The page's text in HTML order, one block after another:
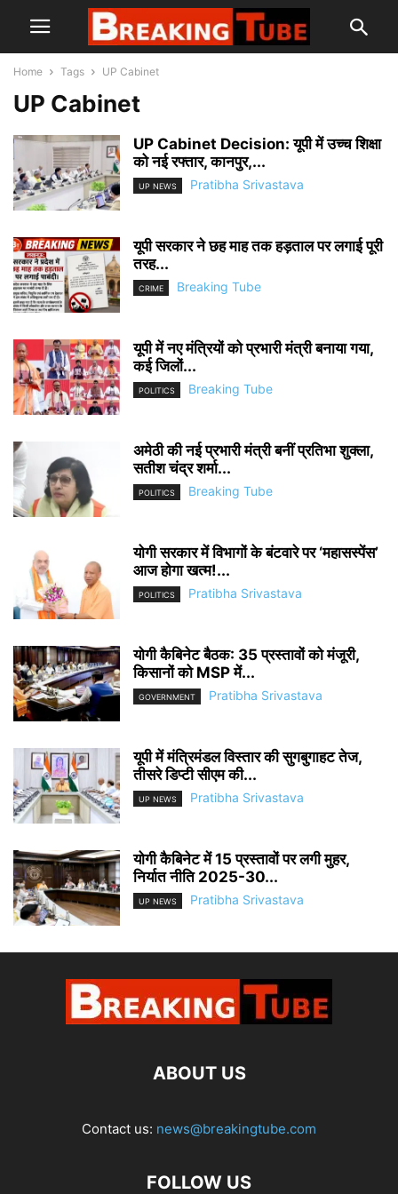
Home Tags UP Cabinet
UP Cabinet
UP Cabinet Decision: यूपी में उच्च शिक्षा
को नई रफ्तार, कानपुर,...
UP NEWS Pratibha Srivastava
यूपी सरकार ने छह माह तक हड़ताल पर लगाई पूरी
तरह...
CRIME Breaking Tube
यूपी में नए मंत्रियों को प्रभारी मंत्री बनाया गया,
कई जिलों...
POLITICS Breaking Tube
अमेठी की नई प्रभारी मंत्री बनीं प्रतिभा शुक्ला,
सतीश चंद्र शर्मा...
POLITICS Breaking Tube
योगी सरकार में विभागों के बंटवारे पर ‘महासस्पेंस’
आज होगा खत्म!...
POLITICS Pratibha Srivastava
योगी कैबिनेट बैठक: 35 प्रस्तावों को मंजूरी,
किसानों को MSP में...
GOVERNMENT Pratibha Srivastava
यूपी में मंत्रिमंडल विस्तार की सुगबुगाहट तेज,
तीसरे डिप्टी सीएम की...
UP NEWS Pratibha Srivastava
योगी कैबिनेट में 15 प्रस्तावों पर लगी मुहर,
निर्यात नीति 2025-30...
UP NEWS Pratibha Srivastava
ABOUT US
Contact us: news@breakingtube.com
FOLLOW US